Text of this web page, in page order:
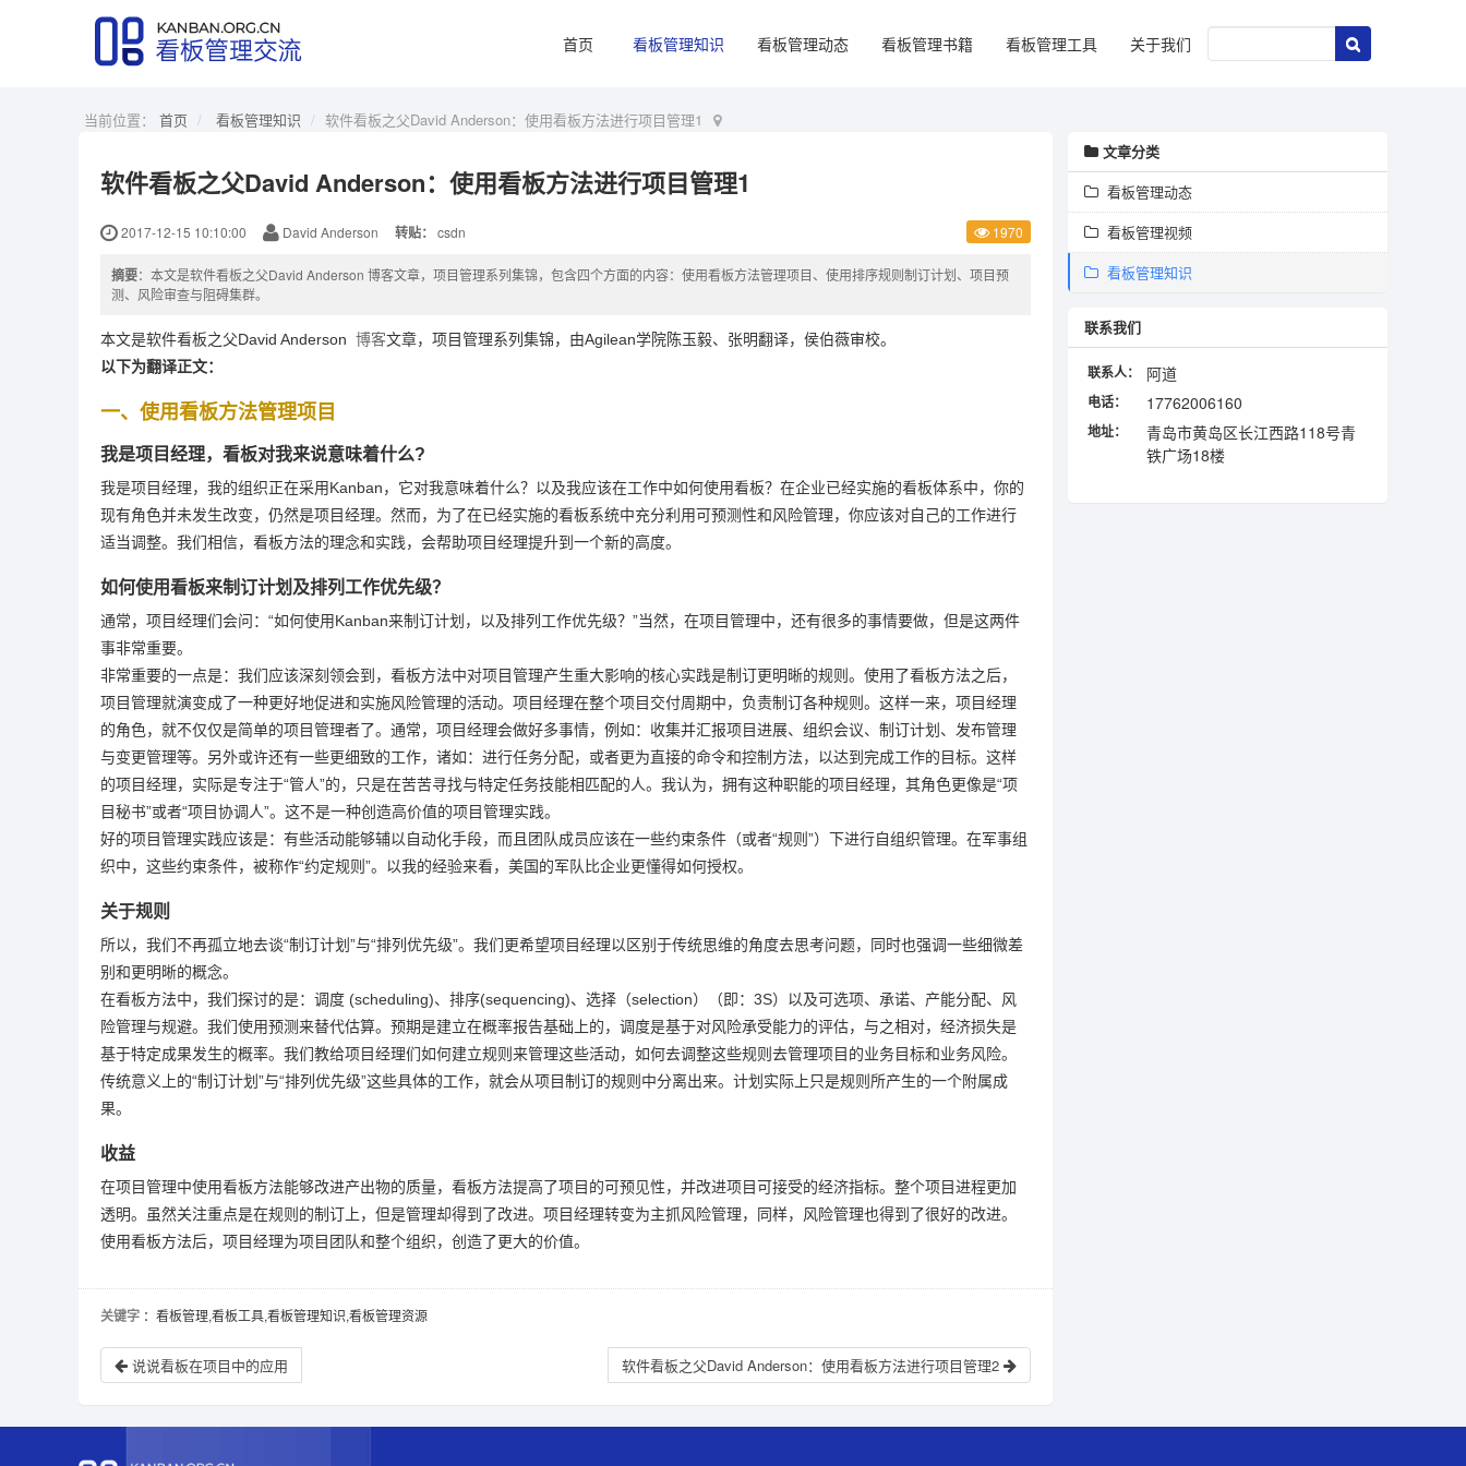
首页 看板管理知识 看板管理动态 看板管理书籍 看板管理工具 关于我们
当前位置： 首页 看板管理知识 软件看板之父David Anderson：使用看板方法进行项目管理1
软件看板之父David Anderson：使用看板方法进行项目管理1
2017-12-15 10:10:00 David Anderson 转贴： csdn 1970
摘要：本文是软件看板之父David Anderson 博客文章，项目管理系列集锦，包含四个方面的内容：使用看板方法管理项目、使用排序规则制订计划、项目预
测、风险审查与阻碍集群。
本文是软件看板之父David Anderson 博客文章，项目管理系列集锦，由Agilean学院陈玉毅、张明翻译，侯伯薇审校。
以下为翻译正文：
一、使用看板方法管理项目
我是项目经理，看板对我来说意味着什么?
我是项目经理，我的组织正在采用Kanban，它对我意味着什么？以及我应该在工作中如何使用看板？在企业已经实施的看板体系中，你的
现有角色并未发生改变，仍然是项目经理。然而，为了在已经实施的看板系统中充分利用可预测性和风险管理，你应该对自己的工作进行
适当调整。我们相信，看板方法的理念和实践，会帮助项目经理提升到一个新的高度。
如何使用看板来制订计划及排列工作优先级？
通常，项目经理们会问：“如何使用Kanban来制订计划，以及排列工作优先级？”当然，在项目管理中，还有很多的事情要做，但是这两件
事非常重要。
非常重要的一点是：我们应该深刻领会到，看板方法中对项目管理产生重大影响的核心实践是制订更明晰的规则。使用了看板方法之后，
项目管理就演变成了一种更好地促进和实施风险管理的活动。项目经理在整个项目交付周期中，负责制订各种规则。这样一来，项目经理
的角色，就不仅仅是简单的项目管理者了。通常，项目经理会做好多事情，例如：收集并汇报项目进展、组织会议、制订计划、发布管理
与变更管理等。另外或许还有一些更细致的工作，诸如：进行任务分配，或者更为直接的命令和控制方法，以达到完成工作的目标。这样
的项目经理，实际是专注于“管人”的，只是在苦苦寻找与特定任务技能相匹配的人。我认为，拥有这种职能的项目经理，其角色更像是“项
目秘书”或者“项目协调人”。这不是一种创造高价值的项目管理实践。
好的项目管理实践应该是：有些活动能够辅以自动化手段，而且团队成员应该在一些约束条件（或者“规则”）下进行自组织管理。在军事组
织中，这些约束条件，被称作“约定规则”。以我的经验来看，美国的军队比企业更懂得如何授权。
关于规则
所以，我们不再孤立地去谈“制订计划”与“排列优先级”。我们更希望项目经理以区别于传统思维的角度去思考问题，同时也强调一些细微差
别和更明晰的概念。
在看板方法中，我们探讨的是：调度 (scheduling)、排序(sequencing)、选择（selection）（即：3S）以及可选项、承诺、产能分配、风
险管理与规避。我们使用预测来替代估算。预期是建立在概率报告基础上的，调度是基于对风险承受能力的评估，与之相对，经济损失是
基于特定成果发生的概率。我们教给项目经理们如何建立规则来管理这些活动，如何去调整这些规则去管理项目的业务目标和业务风险。
传统意义上的“制订计划”与“排列优先级”这些具体的工作，就会从项目制订的规则中分离出来。计划实际上只是规则所产生的一个附属成
果。
收益
在项目管理中使用看板方法能够改进产出物的质量，看板方法提高了项目的可预见性，并改进项目可接受的经济指标。整个项目进程更加
透明。虽然关注重点是在规则的制订上，但是管理却得到了改进。项目经理转变为主抓风险管理，同样，风险管理也得到了很好的改进。
使用看板方法后，项目经理为项目团队和整个组织，创造了更大的价值。
关键字 ：看板管理,看板工具,看板管理知识,看板管理资源
说说看板在项目中的应用 软件看板之父David Anderson：使用看板方法进行项目管理2
文章分类
看板管理动态
看板管理视频
看板管理知识
联系我们
联系人： 阿道
电话： 17762006160
地址：
青岛市黄岛区长江西路118号青
铁广场18楼